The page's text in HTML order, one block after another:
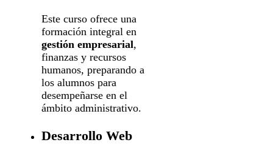
Este curso ofrece una
formación integral en
gestión empresarial,
finanzas y recursos
humanos, preparando a
los alumnos para
desempeñarse en el
ámbito administrativo.
Desarrollo Web